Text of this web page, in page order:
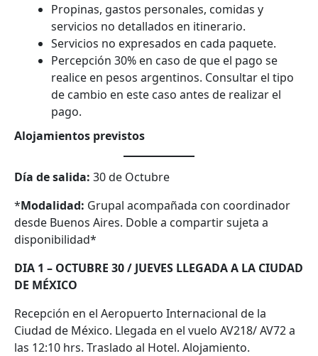
Propinas, gastos personales, comidas y
servicios no detallados en itinerario.
Servicios no expresados en cada paquete.
Percepción 30% en caso de que el pago se
realice en pesos argentinos. Consultar el tipo
de cambio en este caso antes de realizar el
pago.
Alojamientos previstos
Día de salida: 30 de Octubre
*Modalidad: Grupal acompañada con coordinador
desde Buenos Aires. Doble a compartir sujeta a
disponibilidad*
DIA 1 – OCTUBRE 30 / JUEVES LLEGADA A LA CIUDAD
DE MÉXICO
Recepción en el Aeropuerto Internacional de la
Ciudad de México. Llegada en el vuelo AV218/ AV72 a
las 12:10 hrs. Traslado al Hotel. Alojamiento.